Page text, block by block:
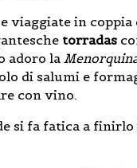
viaggiate in
torradas
adoro la
di salumi e
con vino.
si fa fatica a finirlo